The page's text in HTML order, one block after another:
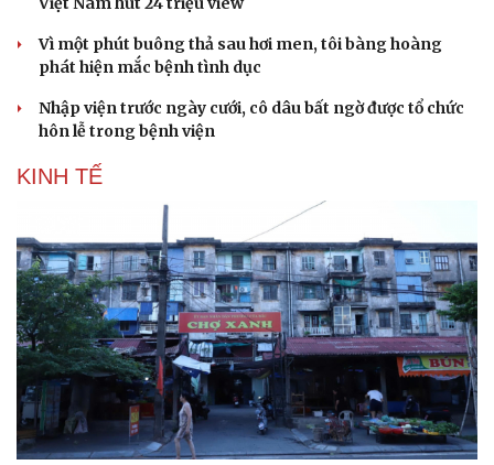
Doanh nghiệp
Thông tin doanh nghiệp
Doanh nhân
Vì cộng đồng
Công nghệ
Trải nghiệm
Vì một phút buông thả sau hơi men, tôi bàng hoàng
phát hiện mắc bệnh tình dục
Nhập viện trước ngày cưới, cô dâu bất ngờ được tổ chức
hôn lễ trong bệnh viện
KINH TẾ